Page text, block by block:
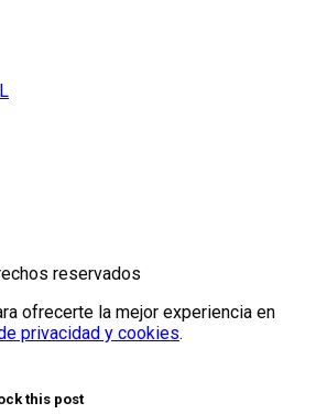
reservados
ofrecerte la mejor experiencia en
privacidad y cookies.
this post